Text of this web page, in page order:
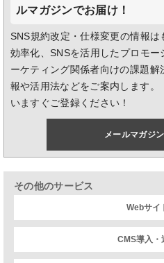
ルマガジンでお届け！
SNS規約改定・仕様変更の情報は
効率化、SNSを活用したプロモ
ーケティング関係者向けの課題
報や活用法などをご案内します。
いますぐご登録ください！
メールマガジ
その他のサービス
Webサイ
CMS導入・